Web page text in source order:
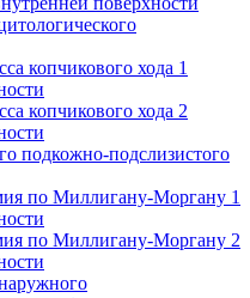
копчикового хода 1
копчикового хода 2
подкожно-подслизистого
по Миллигану-Моргану 1
по Миллигану-Моргану 2